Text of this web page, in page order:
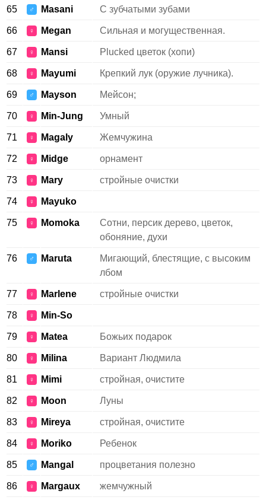
65 ♂ Masani С зубчатыми зубами
66 ♀ Megan Сильная и могущественная.
67 ♀ Mansi Plucked цветок (хопи)
68 ♀ Mayumi Крепкий лук (оружие лучника).
69 ♂ Mayson Мейсон;
70 ♀ Min-Jung Умный
71 ♀ Magaly Жемчужина
72 ♀ Midge орнамент
73 ♀ Mary стройные очистки
74 ♀ Mayuko
75 ♀ Momoka
Сотни, персик дерево, цветок,
обоняние, духи
76 ♂ Maruta
Мигающий, блестящие, с высоким
лбом
77 ♀ Marlene стройные очистки
78 ♀ Min-So
79 ♀ Matea Божьих подарок
80 ♀ Milina Вариант Людмила
81 ♀ Mimi стройная, очистите
82 ♀ Moon Луны
83 ♀ Mireya стройная, очистите
84 ♀ Moriko Ребенок
85 ♂ Mangal процветания полезно
86 ♀ Margaux жемчужный